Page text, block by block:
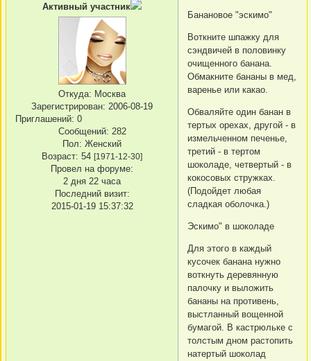
Активный участник
Откуда: Москва
Зарегистрирован: 2006-08-19
Приглашений: 0
Сообщений: 282
Пол: Женский
Возраст: 54 [1971-12-30]
Провел на форуме:
2 дня 22 часа
Последний визит:
2015-01-19 15:37:32
Банановое "эскимо"
Воткните шпажку для
сэндвичей в половинку
очищенного банана.
Обмакните бананы в мед,
варенье или какао.
Обваляйте один банан в
тертых орехах, другой - в
измельченном печенье,
третий - в тертом
шоколаде, четвертый - в
кокосовых стружках.
(Подойдет любая
сладкая оболочка.)
Эскимо" в шоколаде
Для этого в каждый
кусочек банана нужно
воткнуть деревянную
палочку и выложить
бананы на противень,
выстланный вощенной
бумагой. В кастрюльке с
толстым дном растопить
натертый шоколад